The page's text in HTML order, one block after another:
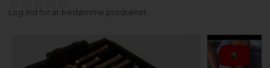
Log ind for at bedømme produktet